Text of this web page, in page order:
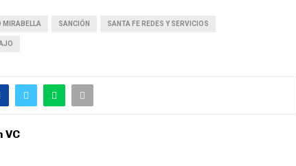
MIRABELLA SANCIÓN SANTA FE REDES Y SERVICIOS
VC